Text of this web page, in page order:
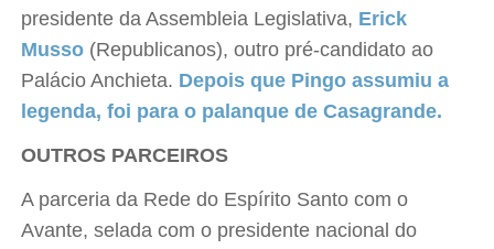
presidente da Assembleia Legislativa, Erick
Musso (Republicanos), outro pré-candidato ao
Palácio Anchieta. Depois que Pingo assumiu a
legenda, foi para o palanque de Casagrande.
OUTROS PARCEIROS
A parceria da Rede do Espírito Santo com o
Avante, selada com o presidente nacional do